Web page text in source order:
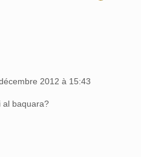
2012 à 15:43
al baquara?